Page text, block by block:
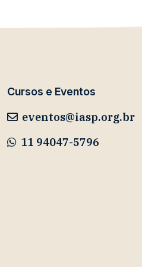
Cursos e Eventos
eventos@iasp.org.br
11 94047-5796